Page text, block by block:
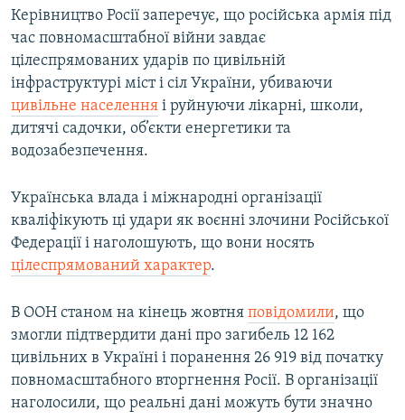
Керівництво Росії заперечує, що російська армія під
час повномасштабної війни завдає
цілеспрямованих ударів по цивільній
інфраструктурі міст і сіл України, убиваючи
цивільне населення і руйнуючи лікарні, школи,
дитячі садочки, об’єкти енергетики та
водозабезпечення.
Українська влада і міжнародні організації
кваліфікують ці удари як воєнні злочини Російської
Федерації і наголошують, що вони носять
цілеспрямований характер.
В ООН станом на кінець жовтня повідомили, що
змогли підтвердити дані про загибель 12 162
цивільних в Україні і поранення 26 919 від початку
повномасштабного вторгнення Росії. В організації
наголосили, що реальні дані можуть бути значно